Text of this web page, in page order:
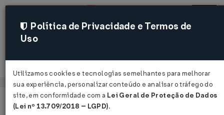
Acessar
Página Inicial Legislações
Política de Privacidade e Termos de
Uso
Utilizamos cookies e tecnologias semelhantes para melhorar
sua experiência, personalizar conteúdo e analisar o tráfego do
site, em conformidade com a Lei Geral de Proteção de Dados
(Lei nº 13.709/2018 – LGPD).